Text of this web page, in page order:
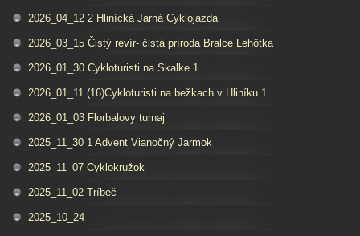
2026_04_12 2 Hlinícká Jarná Cyklojazda
2026_03_15 Čistý revír- čistá príroda Bralce Lehôtka
2026_01_30 Cykloturisti na Skalke 1
2026_01_11 (16)Cykloturisti na bežkach v Hliníku 1
2026_01_03 Florbalovy turnaj
2025_11_30 1 Advent Vianočný Jarmok
2025_11_07 Cyklokružok
2025_11_02 Tríbeč
2025_10_24